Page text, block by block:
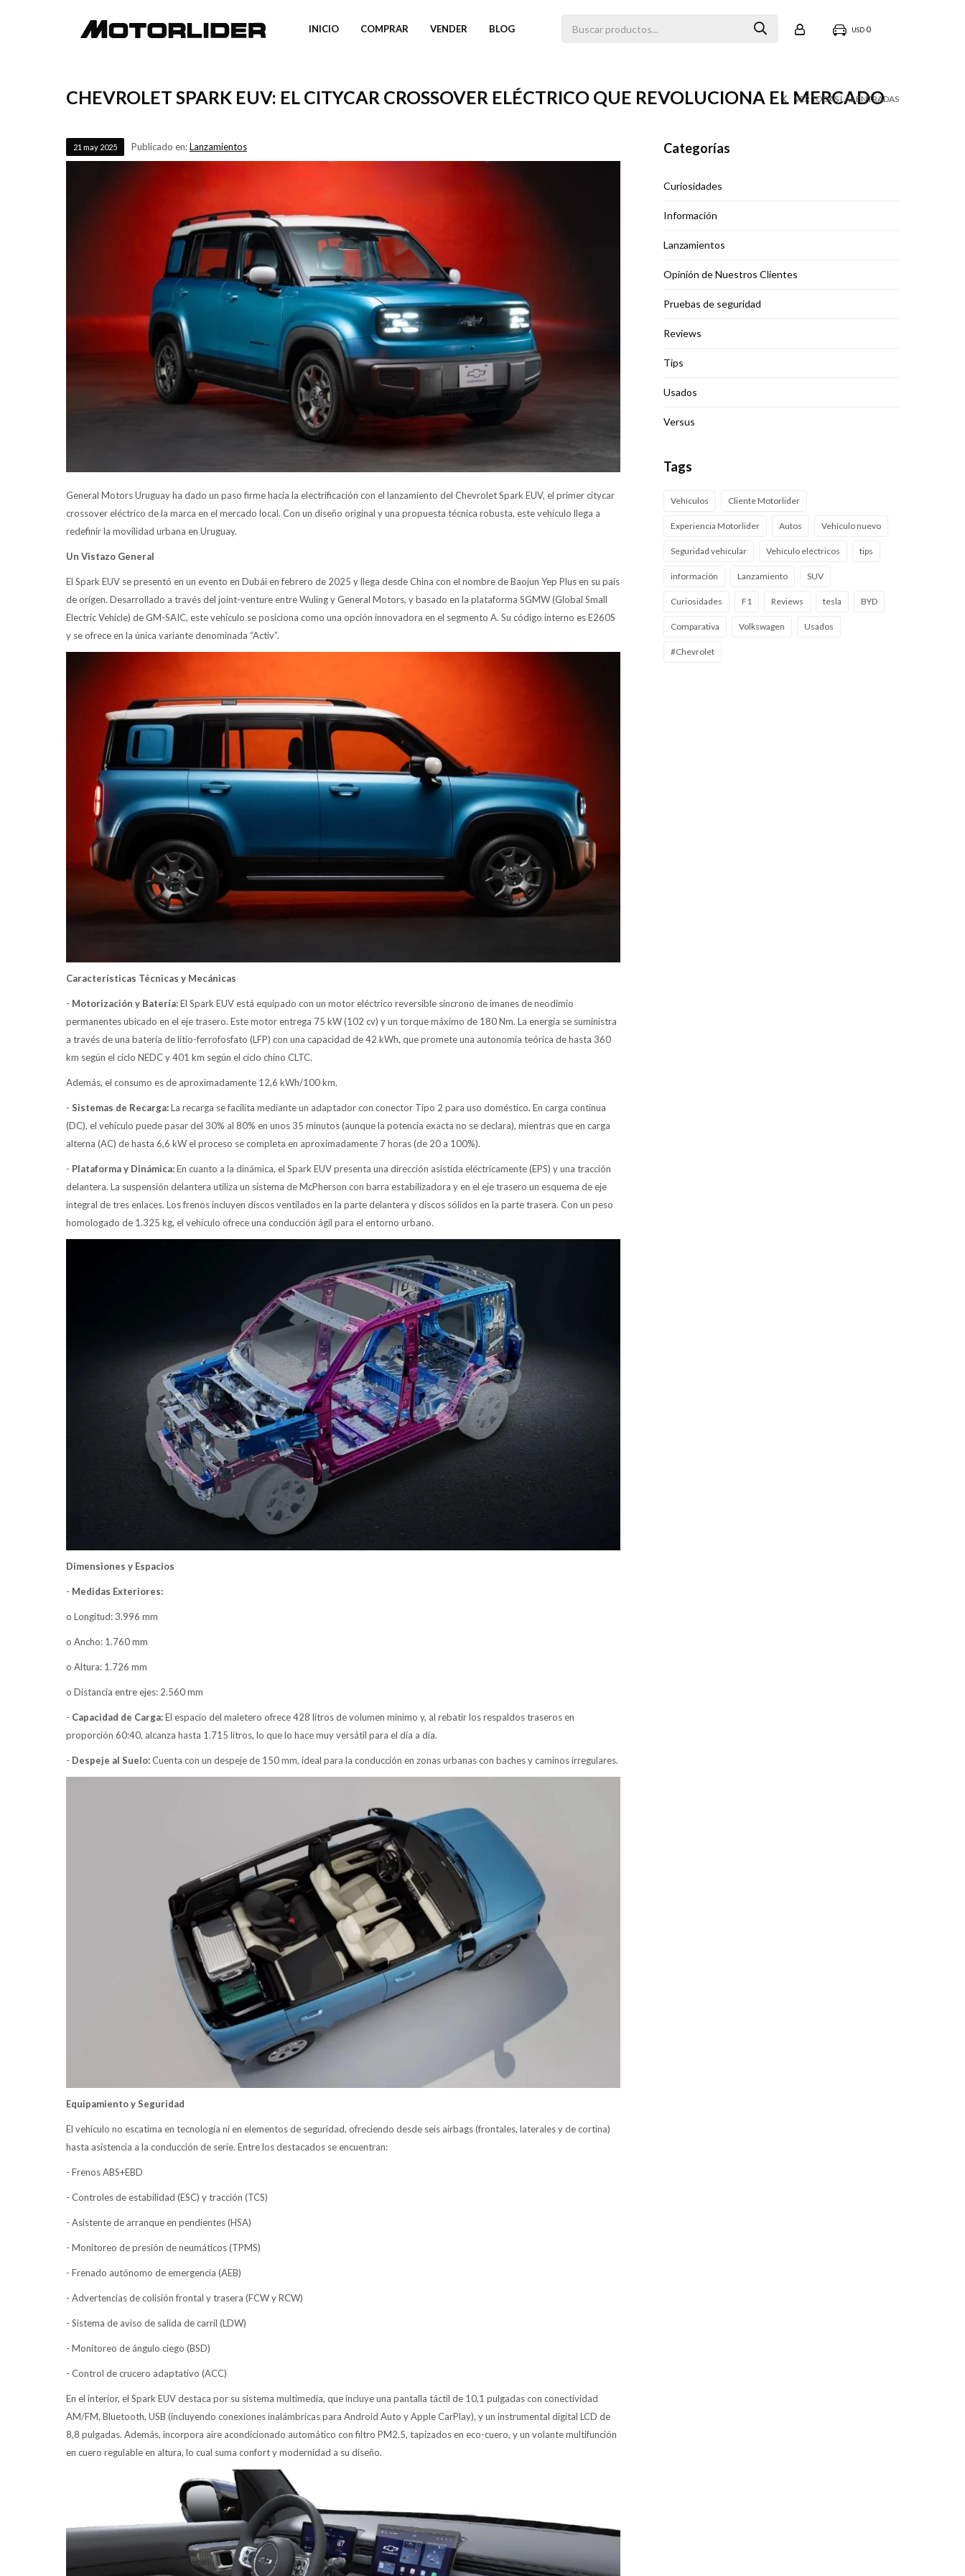
INICIO COMPRAR VENDER BLOG USD 0
CHEVROLET SPARK EUV: EL CITYCAR CROSSOVER ELÉCTRICO QUE REVOLUCIONA EL MERCADO
VER TODAS LAS ENTRADAS
21 may 2025 Publicado en:Lanzamientos
General Motors Uruguay ha dado un paso firme hacia la electrificación con el lanzamiento del Chevrolet Spark EUV, el primer citycar
crossover eléctrico de la marca en el mercado local. Con un diseño original y una propuesta técnica robusta, este vehículo llega a
redefinir la movilidad urbana en Uruguay.
Un Vistazo General
El Spark EUV se presentó en un evento en Dubái en febrero de 2025 y llega desde China con el nombre de Baojun Yep Plus en su país
de origen. Desarrollado a través del joint-venture entre Wuling y General Motors, y basado en la plataforma SGMW (Global Small
Electric Vehicle) de GM-SAIC, este vehículo se posiciona como una opción innovadora en el segmento A. Su código interno es E260S
y se ofrece en la única variante denominada “Activ”.
Características Técnicas y Mecánicas
- Motorización y Batería:El Spark EUV está equipado con un motor eléctrico reversible síncrono de imanes de neodimio
permanentes ubicado en el eje trasero. Este motor entrega 75 kW (102 cv) y un torque máximo de 180 Nm. La energía se suministra
a través de una batería de litio-ferrofosfato (LFP) con una capacidad de 42 kWh, que promete una autonomía teórica de hasta 360
km según el ciclo NEDC y 401 km según el ciclo chino CLTC.
Además, el consumo es de aproximadamente 12,6 kWh/100 km.
- Sistemas de Recarga:La recarga se facilita mediante un adaptador con conector Tipo 2 para uso doméstico. En carga continua
(DC), el vehículo puede pasar del 30% al 80% en unos 35 minutos (aunque la potencia exacta no se declara), mientras que en carga
alterna (AC) de hasta 6,6 kW el proceso se completa en aproximadamente 7 horas (de 20 a 100%).
- Plataforma y Dinámica:En cuanto a la dinámica, el Spark EUV presenta una dirección asistida eléctricamente (EPS) y una tracción
delantera. La suspensión delantera utiliza un sistema de McPherson con barra estabilizadora y en el eje trasero un esquema de eje
integral de tres enlaces. Los frenos incluyen discos ventilados en la parte delantera y discos sólidos en la parte trasera. Con un peso
homologado de 1.325 kg, el vehículo ofrece una conducción ágil para el entorno urbano.
Dimensiones y Espacios
- Medidas Exteriores:
o Longitud: 3.996 mm
o Ancho: 1.760 mm
o Altura: 1.726 mm
o Distancia entre ejes: 2.560 mm
- Capacidad de Carga:El espacio del maletero ofrece 428 litros de volumen mínimo y, al rebatir los respaldos traseros en
proporción 60:40, alcanza hasta 1.715 litros, lo que lo hace muy versátil para el día a día.
- Despeje al Suelo:Cuenta con un despeje de 150 mm, ideal para la conducción en zonas urbanas con baches y caminos irregulares.
Equipamiento y Seguridad
El vehículo no escatima en tecnología ni en elementos de seguridad, ofreciendo desde seis airbags (frontales, laterales y de cortina)
hasta asistencia a la conducción de serie. Entre los destacados se encuentran:
- Frenos ABS+EBD
- Controles de estabilidad (ESC) y tracción (TCS)
- Asistente de arranque en pendientes (HSA)
- Monitoreo de presión de neumáticos (TPMS)
- Frenado autónomo de emergencia (AEB)
- Advertencias de colisión frontal y trasera (FCW y RCW)
- Sistema de aviso de salida de carril (LDW)
- Monitoreo de ángulo ciego (BSD)
- Control de crucero adaptativo (ACC)
En el interior, el Spark EUV destaca por su sistema multimedia, que incluye una pantalla táctil de 10,1 pulgadas con conectividad
AM/FM, Bluetooth, USB (incluyendo conexiones inalámbricas para Android Auto y Apple CarPlay), y un instrumental digital LCD de
8,8 pulgadas. Además, incorpora aire acondicionado automático con filtro PM2.5, tapizados en eco-cuero, y un volante multifunción
en cuero regulable en altura, lo cual suma confort y modernidad a su diseño.
Categorías
Curiosidades
Información
Lanzamientos
Opinión de Nuestros Clientes
Pruebas de seguridad
Reviews
Tips
Usados
Versus
Tags
Vehículos Cliente Motorlider
Experiencia Motorlider Autos Vehículo nuevo
Seguridad vehícular Vehículo eléctricos tips
información Lanzamiento SUV
Curiosidades F1 Reviews tesla BYD
Comparativa Volkswagen Usados
#Chevrolet